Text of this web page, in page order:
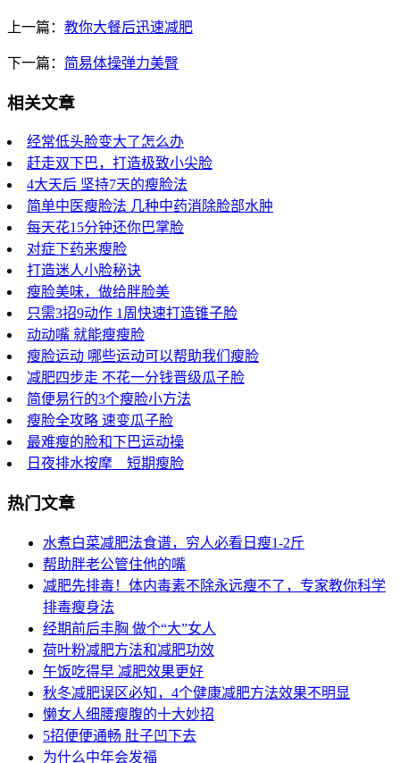
上一篇： 教你大餐后迅速减肥
下一篇： 简易体操弹力美臀
相关文章
经常低头脸变大了怎么办
赶走双下巴，打造极致小尖脸
4大天后 坚持7天的瘦脸法
简单中医瘦脸法 几种中药消除脸部水肿
每天花15分钟还你巴掌脸
对症下药来瘦脸
打造迷人小脸秘诀
瘦脸美味，做给胖脸美
只需3招9动作 1周快速打造锥子脸
动动嘴 就能瘦瘦脸
瘦脸运动 哪些运动可以帮助我们瘦脸
减肥四步走 不花一分钱晋级瓜子脸
简便易行的3个瘦脸小方法
瘦脸全攻略 速变瓜子脸
最难瘦的脸和下巴运动操
日夜排水按摩 短期瘦脸
热门文章
水煮白菜减肥法食谱，穷人必看日瘦1-2斤
帮助胖老公管住他的嘴
减肥先排毒！体内毒素不除永远瘦不了，专家教你科学
排毒瘦身法
经期前后丰胸 做个“大”女人
荷叶粉减肥方法和减肥功效
午饭吃得早 减肥效果更好
秋冬减肥误区必知，4个健康减肥方法效果不明显
懒女人细腰瘦腹的十大妙招
5招便便通畅 肚子凹下去
为什么中年会发福